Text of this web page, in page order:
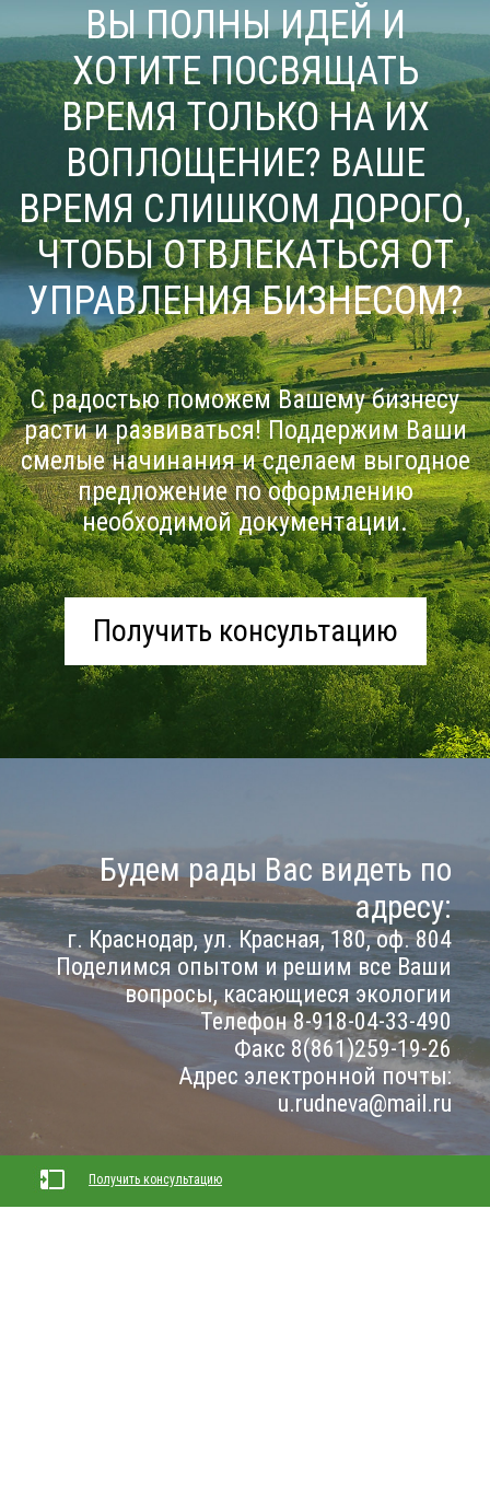
ВЫ ПОЛНЫ ИДЕЙ И
ХОТИТЕ ПОСВЯЩАТЬ
ВРЕМЯ ТОЛЬКО НА ИХ
ВОПЛОЩЕНИЕ? ВАШЕ
ВРЕМЯ СЛИШКОМ ДОРОГО,
ЧТОБЫ ОТВЛЕКАТЬСЯ ОТ
УПРАВЛЕНИЯ БИЗНЕСОМ?
С радостью поможем Вашему бизнесу
расти и развиваться! Поддержим Ваши
смелые начинания и сделаем выгодное
предложение по оформлению
необходимой документации.
Получить консультацию
Будем рады Вас видеть по
адресу:
г. Краснодар, ул. Красная, 180, оф. 804
Поделимся опытом и решим все Ваши
вопросы, касающиеся экологии
Телефон 8-918-04-33-490
Факс 8(861)259-19-26
Адрес электронной почты:
u.rudneva@mail.ru
Получить консультацию